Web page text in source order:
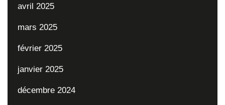
avril 2025
mars 2025
février 2025
janvier 2025
décembre 2024